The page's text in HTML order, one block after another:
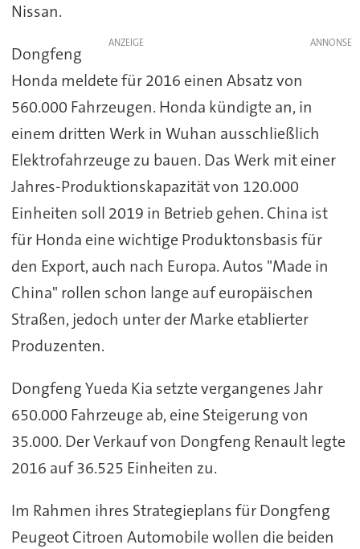
Nissan.
ANZEIGE
Dongfeng
Honda meldete für 2016 einen Absatz von
560.000 Fahrzeugen. Honda kündigte an, in
einem dritten Werk in Wuhan ausschließlich
Elektrofahrzeuge zu bauen. Das Werk mit einer
Jahres-Produktionskapazität von 120.000
Einheiten soll 2019 in Betrieb gehen. China ist
für Honda eine wichtige Produktonsbasis für
den Export, auch nach Europa. Autos "Made in
China" rollen schon lange auf europäischen
Straßen, jedoch unter der Marke etablierter
Produzenten.
Dongfeng Yueda Kia setzte vergangenes Jahr
650.000 Fahrzeuge ab, eine Steigerung von
35.000. Der Verkauf von Dongfeng Renault legte
2016 auf 36.525 Einheiten zu.
Im Rahmen ihres Strategieplans für Dongfeng
Peugeot Citroen Automobile wollen die beiden